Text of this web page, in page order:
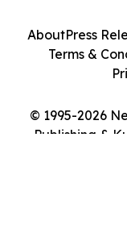
© 1995-2026
Publishing &
AboutPress
Terms &